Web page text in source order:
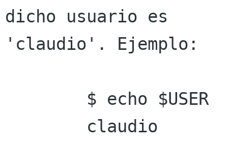
dicho usuario es
'claudio'. Ejemplo: